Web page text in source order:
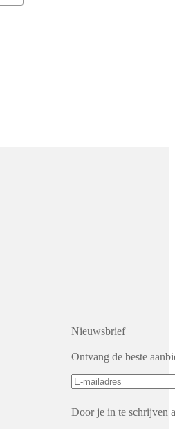
Nieuwsbrief
Ontvang de beste
Door je in te schrijven